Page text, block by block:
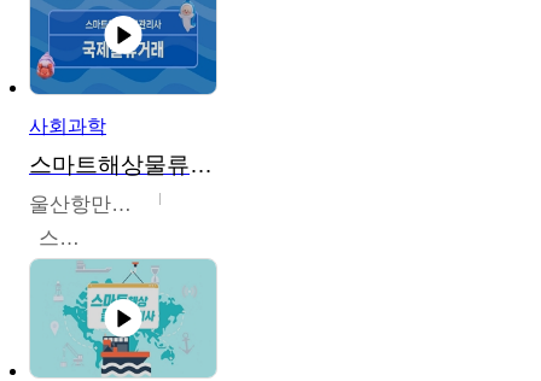
사회과학
스마트해상물류관리사 교육과정
울산항만공사
스마트해상물류관리사 교육위원회